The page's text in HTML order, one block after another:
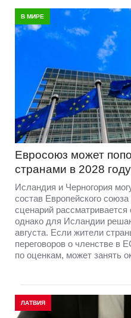
В МИРЕ
Евросоюз может
странами в 2028 году
Исландия и Черногория
состав Европейского
сценарий
однако для Исландии
августа. Если жители
переговоров о членстве в
по оценкам, может занять
ЛАТВИЯ